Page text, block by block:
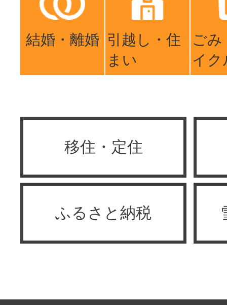
結婚・離婚 引越し・住
まい
ごみ
イク
移住・定住
ふるさと納税